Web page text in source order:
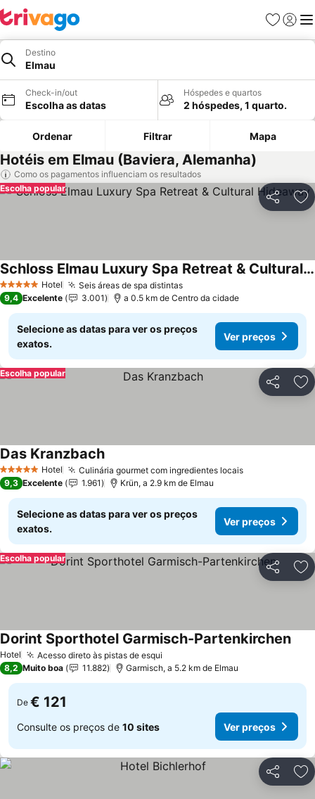
Favoritos
Iniciar
Destino
Elmau
Check-in/out
Escolha as datas
Hóspedes e quartos
2 hóspedes, 1 quarto.
Ordenar Filtrar Mapa
Hotéis em Elmau (Baviera, Alemanha)
Como os pagamentos influenciam os resultados
Partilhar
Escolha popular
5 Estrelas Hotel Seis áreas de spa distintasVer preços
Schloss Elmau Luxury Spa Retreat & Cultural Hideaway
Ver preços
9,4 Excelente 3.001 a 0.5 km de Centro da cidade
Selecione as datas para ver os preços
exatos.
Ver preços
Partilhar
Escolha popular
5 Estrelas Hotel Culinária gourmet com ingredientes locaisVer preços
Das KranzbachVer preços
9,3 Excelente 1.961 Krün, a 2.9 km de Elmau
Selecione as datas para ver os preços
exatos.
Ver preços
Partilhar
Escolha popular
Hotel Acesso direto às pistas de esqui
Dorint Sporthotel Garmisch-PartenkirchenVer
8,2 Muito boa 11.882 Garmisch, a 5.2 km de Elmau
De € 121
Consulte os preços de 10 sites Ver preços
Partilhar